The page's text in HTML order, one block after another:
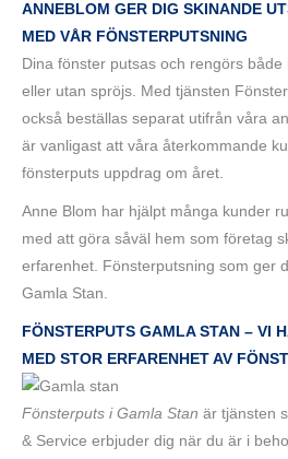
ANNEBLOM GER DIG SKINANDE
MED VÅR FÖNSTERPUTSNING
Dina fönster putsas och rengörs
eller utan spröjs. Med tjänsten
också beställas separat utifrån våra
är vanligast att våra återkommande
fönsterputs uppdrag om året.
Anne Blom har hjälpt många kunder
med att göra såväl hem som företag
erfarenhet. Fönsterputsning som ger
Gamla Stan.
FÖNSTERPUTS GAMLA STAN – VI
MED STOR ERFARENHET AV
Fönsterputs i Gamla Stan är tjänsten
& Service erbjuder dig när du är i